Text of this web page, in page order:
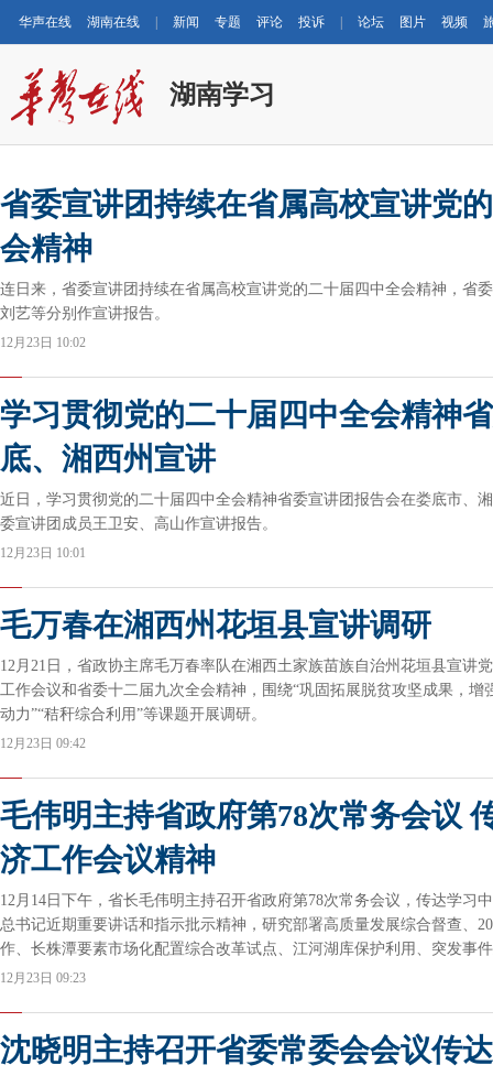
华声在线 湖南在线 新闻 专题 评论 投诉 论坛 图片 视频
湖南学习
省委宣讲团持续在省属高校宣讲党
会精神
连日来，省委宣讲团持续在省属高校宣讲党的二十届四中全会精神，省
刘艺等分别作宣讲报告。
12月23日 10:02
学习贯彻党的二十届四中全会精神
底、湘西州宣讲
近日，学习贯彻党的二十届四中全会精神省委宣讲团报告会在娄底市、
委宣讲团成员王卫安、高山作宣讲报告。
12月23日 10:01
毛万春在湘西州花垣县宣讲调研
12月21日，省政协主席毛万春率队在湘西土家族苗族自治州花垣县宣讲
工作会议和省委十二届九次全会精神，围绕“巩固拓展脱贫攻坚成果，增
动力”“秸秆综合利用”等课题开展调研。
12月23日 09:42
毛伟明主持省政府第78次常务会议
济工作会议精神
12月14日下午，省长毛伟明主持召开省政府第78次常务会议，传达学习
总书记近期重要讲话和指示批示精神，研究部署高质量发展综合督查、
作、长株潭要素市场化配置综合改革试点、江河湖库保护利用、突发事
业、加强困境儿童福利保障等工作。
12月23日 09:23
沈晓明主持召开省委常委会会议传